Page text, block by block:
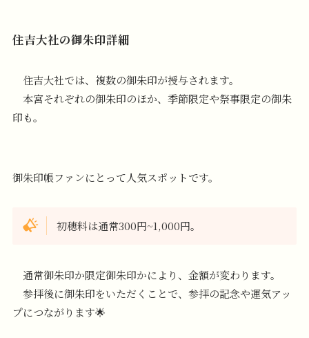
住吉大社の御朱印詳細
住吉大社では、複数の御朱印が授与されます。
本宮それぞれの御朱印のほか、季節限定や祭事限定の御朱
印も。
御朱印帳ファンにとって人気スポットです。
初穂料は通常300円~1,000円。
通常御朱印か限定御朱印かにより、金額が変わります。
参拝後に御朱印をいただくことで、参拝の記念や運気アッ
プにつながります🌟